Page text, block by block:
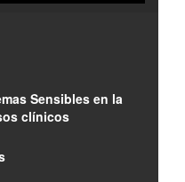
Sensibles en la
clínicos